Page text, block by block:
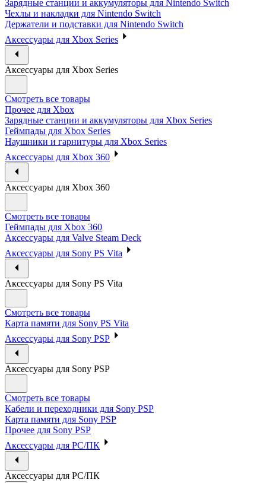
Зарядные станции и аккумуляторы для Nintendo Switch
Чехлы и накладки для Nintendo Switch
Держатели и подставки для Nintendo Switch
Аксессуары для Xbox Series
Аксессуары для Xbox Series
Смотреть все товары
Прочее для Xbox
Зарядные станции и аккумуляторы для Xbox Series
Геймпады для Xbox Series
Наушники и гарнитуры для Xbox Series
Аксессуары для Xbox 360
Аксессуары для Xbox 360
Смотреть все товары
Геймпады для Xbox 360
Аксессуары для Valve Steam Deck
Аксессуары для Sony PS Vita
Аксессуары для Sony PS Vita
Смотреть все товары
Карта памяти для Sony PS Vita
Аксессуары для Sony PSP
Аксессуары для Sony PSP
Смотреть все товары
Кабели и переходники для Sony PSP
Карта памяти для Sony PSP
Прочее для Sony PSP
Аксессуары для PC/ПК
Аксессуары для PC/ПК